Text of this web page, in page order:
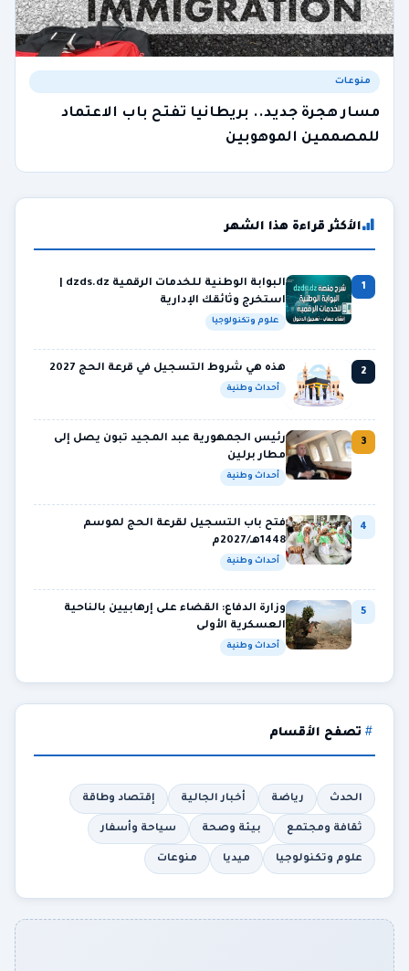
منوعات
مسار هجرة جديد.. بريطانيا تفتح باب الاعتماد
للمصممين الموهوبين
الأكثر قراءة هذا الشهر
1
استخرج وثائقك الإدارية
علوم وتكنولوجيا
2 هذه هي شروط التسجيل في قرعة الحج 2027
أحداث وطنية
3
رئيس الجمهورية عبد المجيد تبون يصل إلى
مطار برلين
أحداث وطنية
4
فتح باب التسجيل لقرعة الحج لموسم
1448هـ/2027م
أحداث وطنية
5
وزارة الدفاع: القضاء على إرهابيين بالناحية
العسكرية الأولى
أحداث وطنية
تصفح الأقسام
الحدث رياضة أخبار الجالية إقتصاد وطاقة
ثقافة ومجتمع بيئة وصحة سياحة وأسفار
علوم وتكنولوجيا ميديا منوعات